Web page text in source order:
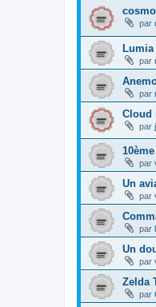
par
Lumia
par
par
Cloud
par
par
Un
par
par
Un
par
Zelda
par